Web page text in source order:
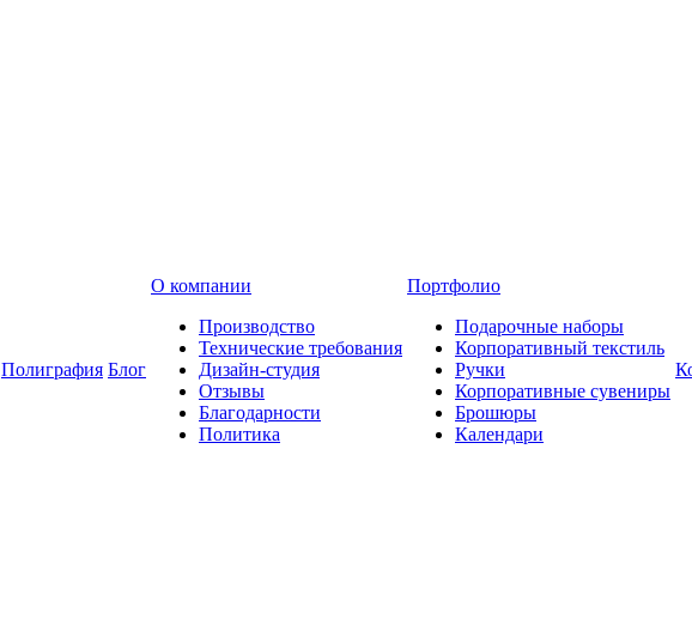
Полиграфия Блог
О компании
Производство
Технические требования
Дизайн-студия
Отзывы
Благодарности
Политика
Портфолио
Подарочные наборы
Корпоративный текстиль
Ручки
Корпоративные сувениры
Брошюры
Календари